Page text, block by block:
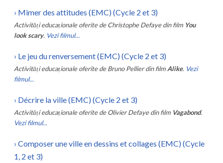
› Mimer des attitudes (EMC) (Cycle 2 et 3)
Activități educaționale oferite de Christophe Defaye din film You
look scary. Vezi filmul...
› Le jeu du renversement (EMC) (Cycle 2 et 3)
Activități educaționale oferite de Bruno Pellier din film Alike. Vezi
filmul...
› Décrire la ville (EMC) (Cycle 2 et 3)
Activități educaționale oferite de Olivier Defaye din film Vagabond.
Vezi filmul...
› Composer une ville en dessins et collages (EMC) (Cycle
1, 2 et 3)